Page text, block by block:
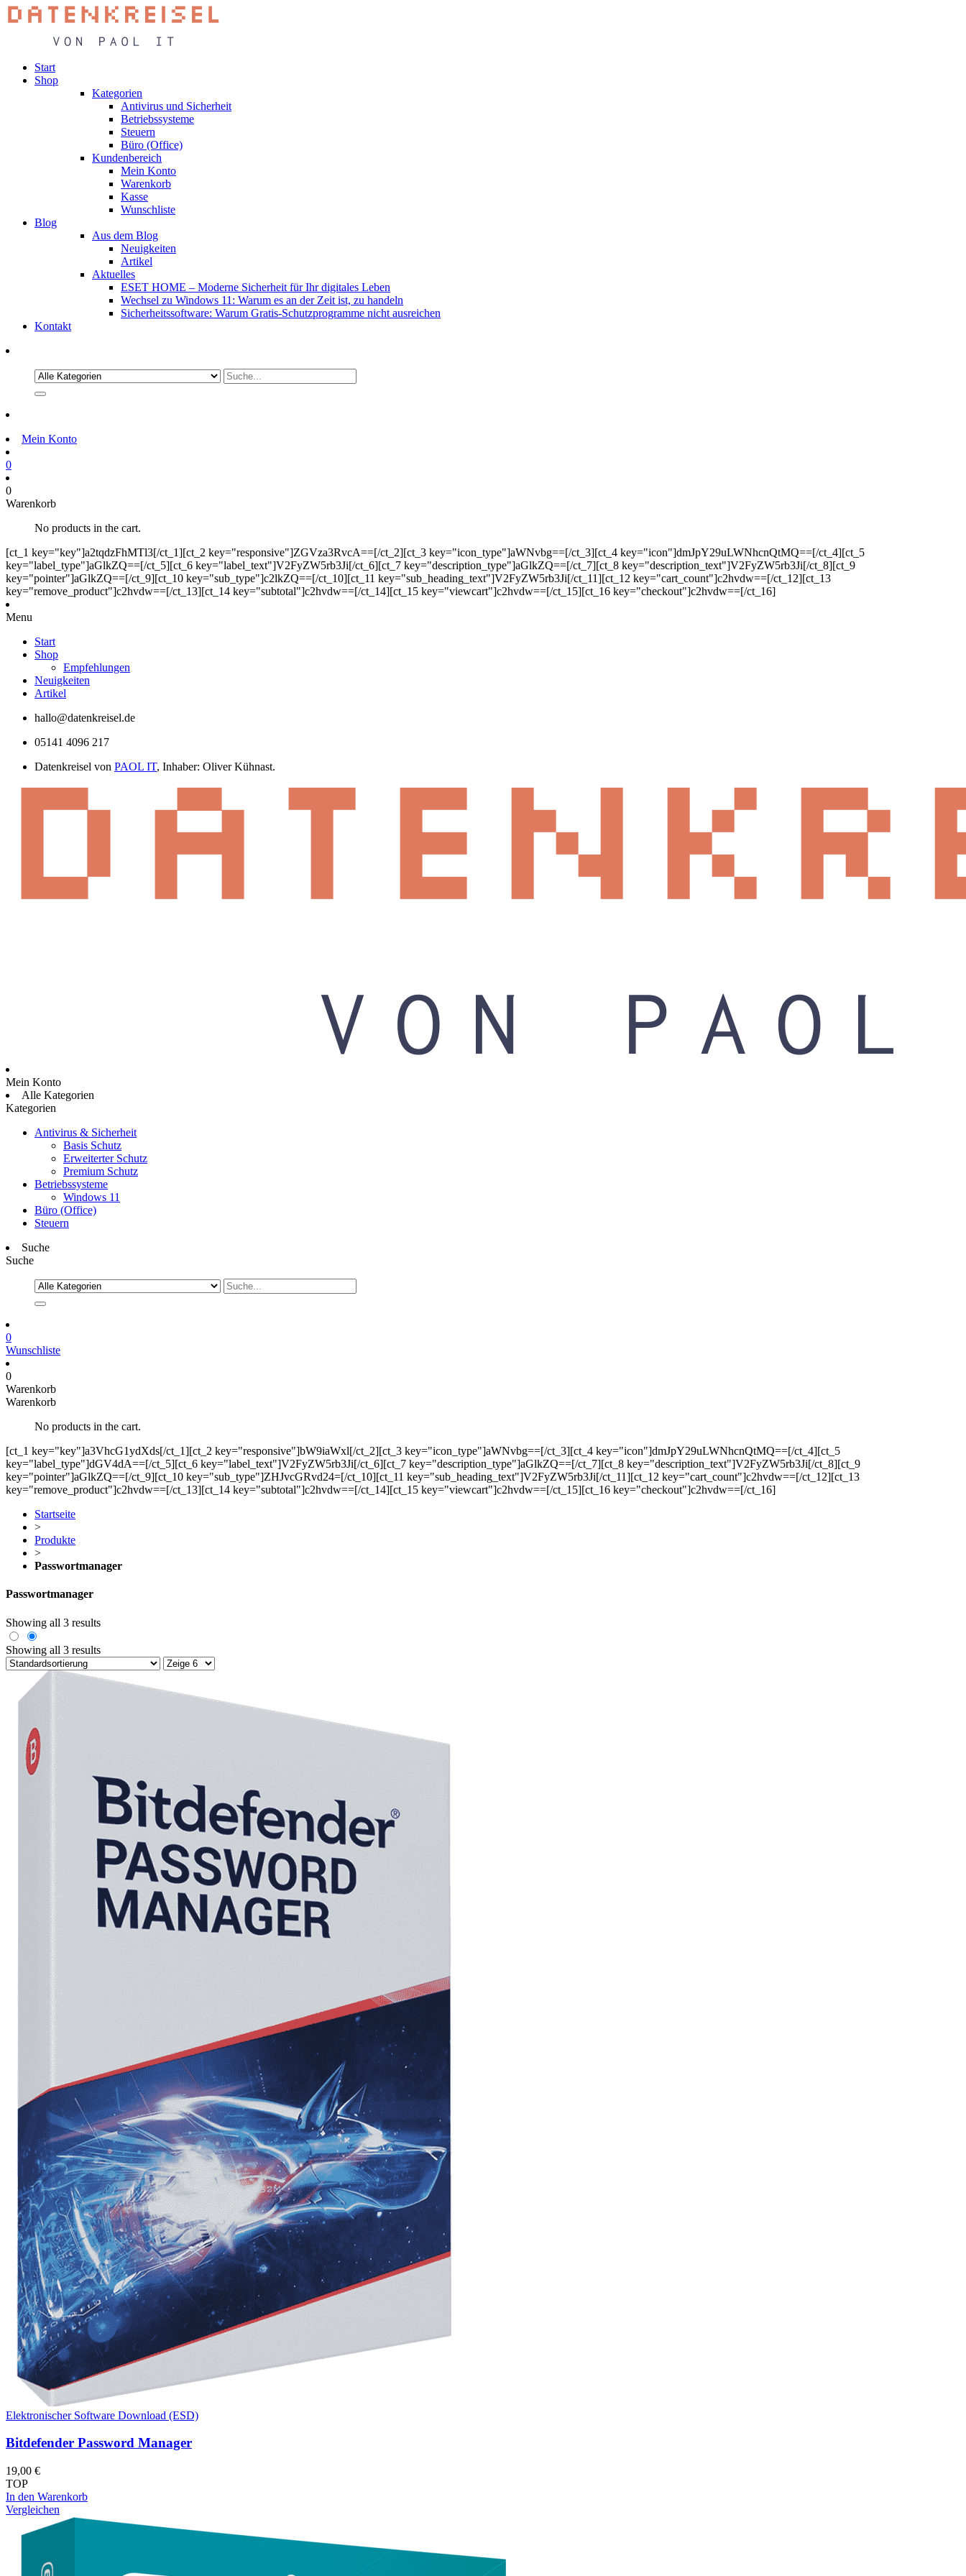
Start
Shop
Kategorien
Antivirus und Sicherheit
Betriebssysteme
Steuern
Büro (Office)
Kundenbereich
Mein Konto
Warenkorb
Kasse
Wunschliste
Blog
Aus dem Blog
Neuigkeiten
Artikel
Aktuelles
ESET HOME – Moderne Sicherheit für Ihr digitales Leben
Wechsel zu Windows 11: Warum es an der Zeit ist, zu handeln
Sicherheitssoftware: Warum Gratis-Schutzprogramme nicht ausreichen
Kontakt
Mein Konto
0
0
Warenkorb
No products in the cart.
[ct_1 key="key"]a2tqdzFhMTl3[/ct_1][ct_2 key="responsive"]ZGVza3RvcA==[/ct_2][ct_3 key="icon_type"]aWNvbg==[/ct_3][ct_4 key="icon"]dmJpY29uLWNhcnQtMQ==[/ct_4][ct_5
key="label_type"]aGlkZQ==[/ct_5][ct_6 key="label_text"]V2FyZW5rb3Ji[/ct_6][ct_7 key="description_type"]aGlkZQ==[/ct_7][ct_8 key="description_text"]V2FyZW5rb3Ji[/ct_8][ct_9
key="pointer"]aGlkZQ==[/ct_9][ct_10 key="sub_type"]c2lkZQ==[/ct_10][ct_11 key="sub_heading_text"]V2FyZW5rb3Ji[/ct_11][ct_12 key="cart_count"]c2hvdw==[/ct_12][ct_13
key="remove_product"]c2hvdw==[/ct_13][ct_14 key="subtotal"]c2hvdw==[/ct_14][ct_15 key="viewcart"]c2hvdw==[/ct_15][ct_16 key="checkout"]c2hvdw==[/ct_16]
Menu
Start
Shop
Empfehlungen
Neuigkeiten
Artikel
hallo@datenkreisel.de
05141 4096 217
Datenkreisel von PAOL IT, Inhaber: Oliver Kühnast.
Mein Konto
Alle Kategorien
Kategorien
Antivirus & Sicherheit
Basis Schutz
Erweiterter Schutz
Premium Schutz
Betriebssysteme
Windows 11
Büro (Office)
Steuern
Suche
Suche
0
Wunschliste
0
Warenkorb
Warenkorb
No products in the cart.
[ct_1 key="key"]a3VhcG1ydXds[/ct_1][ct_2 key="responsive"]bW9iaWxl[/ct_2][ct_3 key="icon_type"]aWNvbg==[/ct_3][ct_4 key="icon"]dmJpY29uLWNhcnQtMQ==[/ct_4][ct_5
key="label_type"]dGV4dA==[/ct_5][ct_6 key="label_text"]V2FyZW5rb3Ji[/ct_6][ct_7 key="description_type"]aGlkZQ==[/ct_7][ct_8 key="description_text"]V2FyZW5rb3Ji[/ct_8][ct_9
key="pointer"]aGlkZQ==[/ct_9][ct_10 key="sub_type"]ZHJvcGRvd24=[/ct_10][ct_11 key="sub_heading_text"]V2FyZW5rb3Ji[/ct_11][ct_12 key="cart_count"]c2hvdw==[/ct_12][ct_13
key="remove_product"]c2hvdw==[/ct_13][ct_14 key="subtotal"]c2hvdw==[/ct_14][ct_15 key="viewcart"]c2hvdw==[/ct_15][ct_16 key="checkout"]c2hvdw==[/ct_16]
Startseite
>
Produkte
>
Passwortmanager
Passwortmanager
Showing all 3 results
Showing all 3 results
Elektronischer Software Download (ESD)
Bitdefender Password Manager
19,00 €
TOP
In den Warenkorb
Vergleichen